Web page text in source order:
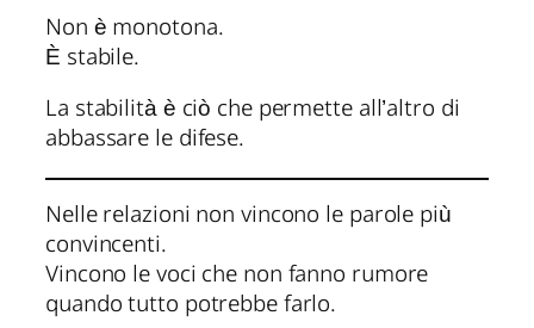
Non è monotona.
È stabile.
La stabilità è ciò che permette all’altro di
abbassare le difese.
Nelle relazioni non vincono le parole più
convincenti.
Vincono le voci che non fanno rumore
quando tutto potrebbe farlo.